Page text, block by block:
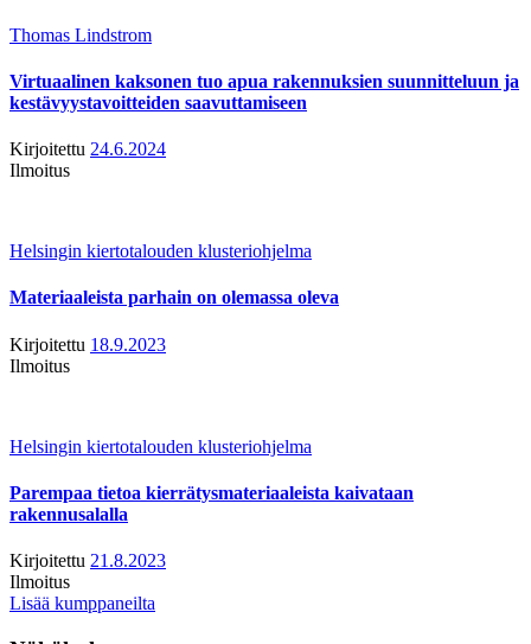
Thomas Lindstrom
Virtuaalinen kaksonen tuo apua rakennuksien suunnitteluun ja
kestävyystavoitteiden saavuttamiseen
Kirjoitettu 24.6.2024
Ilmoitus
Helsingin kiertotalouden klusteriohjelma
Materiaaleista parhain on olemassa oleva
Kirjoitettu 18.9.2023
Ilmoitus
Helsingin kiertotalouden klusteriohjelma
Parempaa tietoa kierrätysmateriaaleista kaivataan
rakennusalalla
Kirjoitettu 21.8.2023
Ilmoitus
Lisää kumppaneilta